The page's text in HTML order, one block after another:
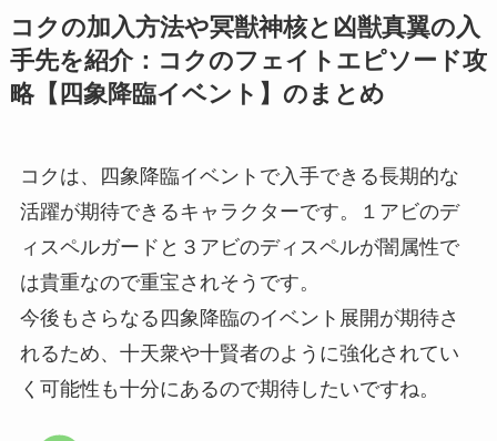
コクの加入方法や冥獣神核と凶獣真翼の入
手先を紹介：コクのフェイトエピソード攻
略【四象降臨イベント】のまとめ
コクは、四象降臨イベントで入手できる長期的な
活躍が期待できるキャラクターです。１アビのデ
ィスペルガードと３アビのディスペルが闇属性で
は貴重なので重宝されそうです。
今後もさらなる四象降臨のイベント展開が期待さ
れるため、十天衆や十賢者のように強化されてい
く可能性も十分にあるので期待したいですね。